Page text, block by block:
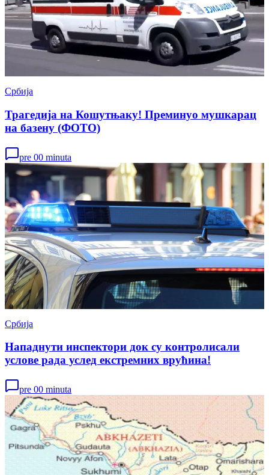
Србија
Трагедија на Кошутњаку! Преминуо мушкарац
на базену (ФОТО)
pre 00 minuta
Србија
Нападнути инспектори док су контролисали
услове рада услед екстремних врућина!
pre 00 minuta